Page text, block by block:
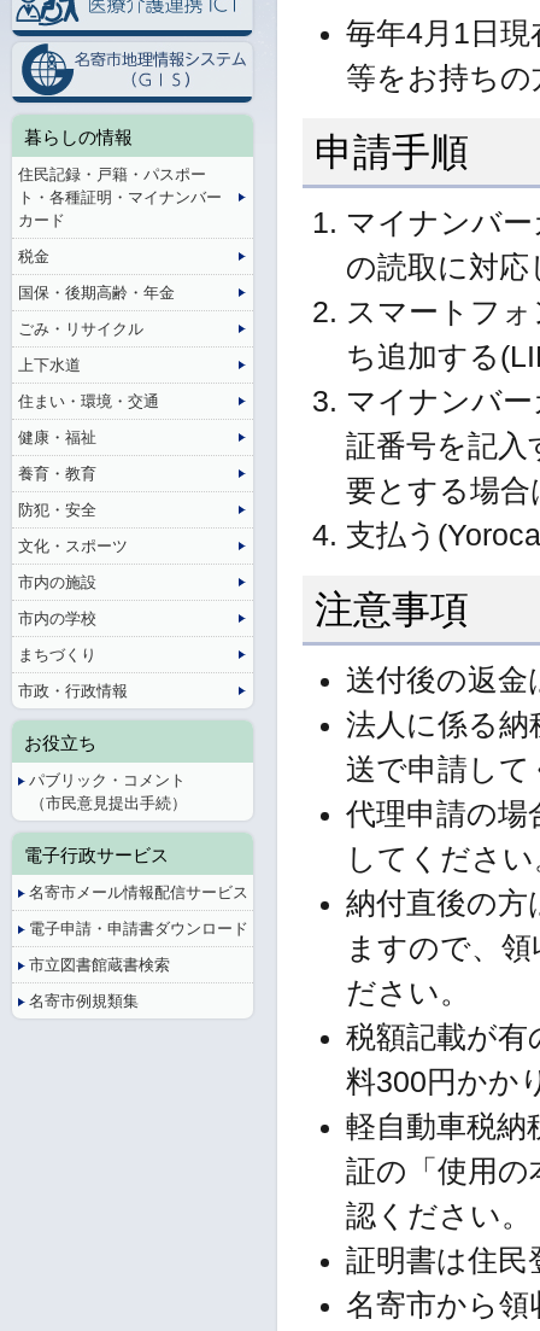
毎年4月1日
等をお持ちの
申請手順
マイナンバ
の読取に対
スマートフ
ち追加する
マイナンバ
証番号を記入
要とする場合
支払う
注意事項
送付後の返
法人に係る納
送で申請し
代理申請の場
してください
納付直後の
ますので、
ださい。
税額記載が有
料300円かか
軽自動車税納
証の「使用の
認ください。
証明書は住民
名寄市から領
暮らしの情報
住民記録・戸籍・パスポー
ト・各種証明・マイナンバー
カード
税金
国保・後期高齢・年金
ごみ・リサイクル
上下水道
住まい・環境・交通
健康・福祉
養育・教育
防犯・安全
文化・スポーツ
市内の施設
市内の学校
まちづくり
市政・行政情報
お役立ち
パブリック・コメント
（市民意見提出手続）
電子行政サービス
名寄市メール情報配信サービス
電子申請・申請書ダウンロード
市立図書館蔵書検索
名寄市例規類集